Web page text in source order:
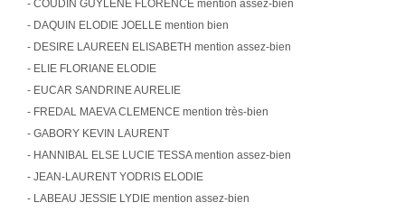
- COUDIN GUYLENE FLORENCE mention assez-bien
- DAQUIN ELODIE JOELLE mention bien
- DESIRE LAUREEN ELISABETH mention assez-bien
- ELIE FLORIANE ELODIE
- EUCAR SANDRINE AURELIE
- FREDAL MAEVA CLEMENCE mention très-bien
- GABORY KEVIN LAURENT
- HANNIBAL ELSE LUCIE TESSA mention assez-bien
- JEAN-LAURENT YODRIS ELODIE
- LABEAU JESSIE LYDIE mention assez-bien